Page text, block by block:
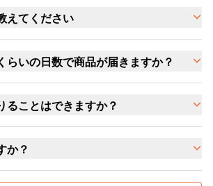
えてください
らいの日数で商品が届きますか？
ることはできますか？
か？